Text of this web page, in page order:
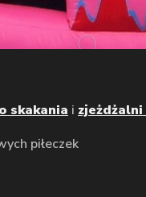
skakania i zjeżdżalni
piłeczek